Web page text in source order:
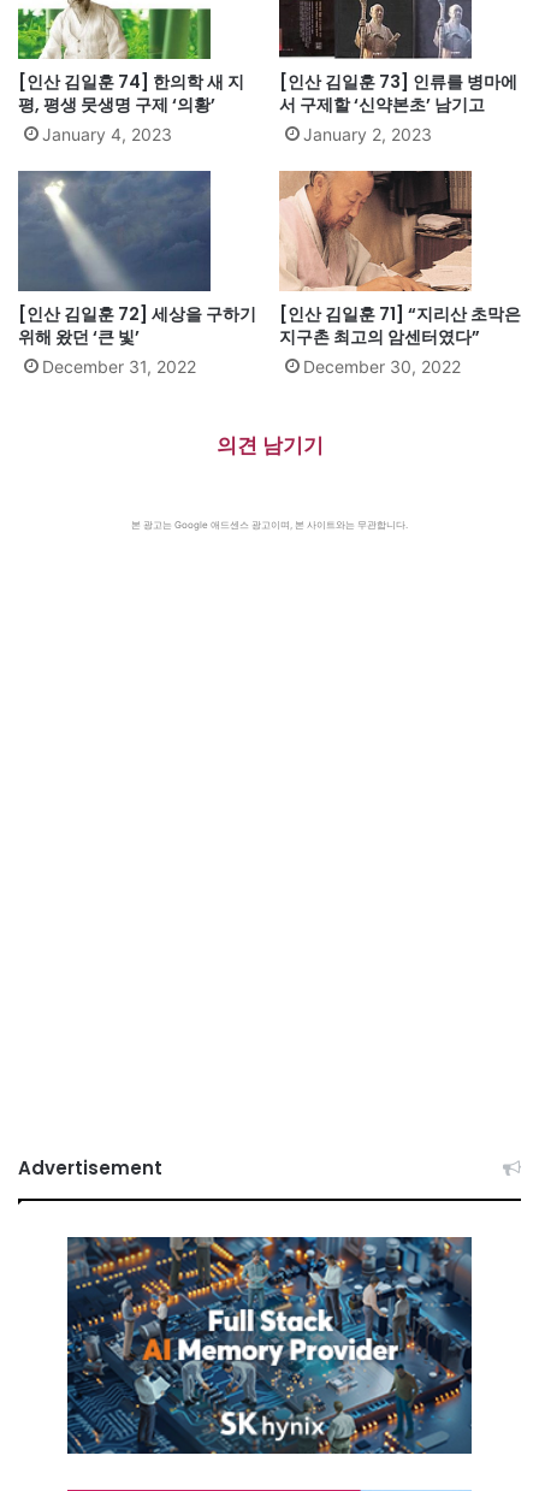
[인산 김일훈 74] 한의학 새 지
평, 평생 뭇생명 구제 ‘의황’
January 4, 2023
[인산 김일훈 73] 인류를 병마에
서 구제할 ‘신약본초’ 남기고
January 2, 2023
[인산 김일훈 72] 세상을 구하기
위해 왔던 ‘큰 빛’
December 31, 2022
[인산 김일훈 71] “지리산 초막은
지구촌 최고의 암센터였다”
December 30, 2022
의견 남기기
본 광고는 Google 애드센스 광고이며, 본 사이트와는 무관합니다.
Advertisement